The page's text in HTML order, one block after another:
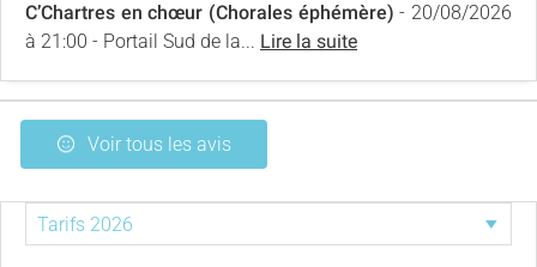
C’Chartres en chœur (Chorales éphémère) - 20/08/2026
à 21:00 - Portail Sud de la... Lire la suite
Voir tous les avis